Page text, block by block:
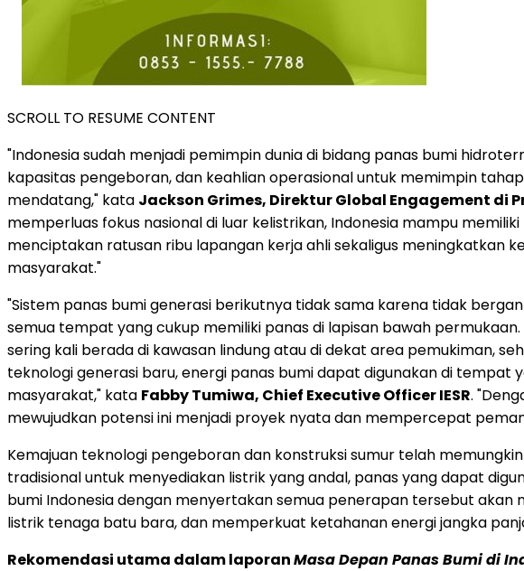
SCROLL TO RESUME CONTENT
"Indonesiasudah menjadi pemimpin dunia di bidang panas bumi
kapasitas pengeboran, dan keahlian operasional untuk memimpin
mendatang," kata Jackson Grimes, Direktur Global Engagement di
memperluas fokus nasional di luar kelistrikan, Indonesia mampu
menciptakan ratusan ribu lapangan kerja ahli sekaligus meningkatkan
masyarakat."
"Sistem panas bumi generasi berikutnya tidak sama karena tidak
semua tempat yang cukup memiliki panas di lapisan bawah
sering kali berada di kawasan lindung atau di dekat area pemukiman,
teknologi generasi baru, energi panas bumi dapat digunakan di
masyarakat," kata Fabby Tumiwa, Chief Executive Officer IESR.
mewujudkan potensi ini menjadi proyek nyata dan mempercepat
Kemajuan teknologi pengeboran dan konstruksi sumur telah
tradisional untuk menyediakan listrik yang andal, panas yang dapat
bumi Indonesiadengan menyertakan semua penerapan tersebut
listrik tenaga batu bara, dan memperkuat ketahanan energi jangka
Rekomendasi utama dalam laporanMasa Depan Panas Bumi di